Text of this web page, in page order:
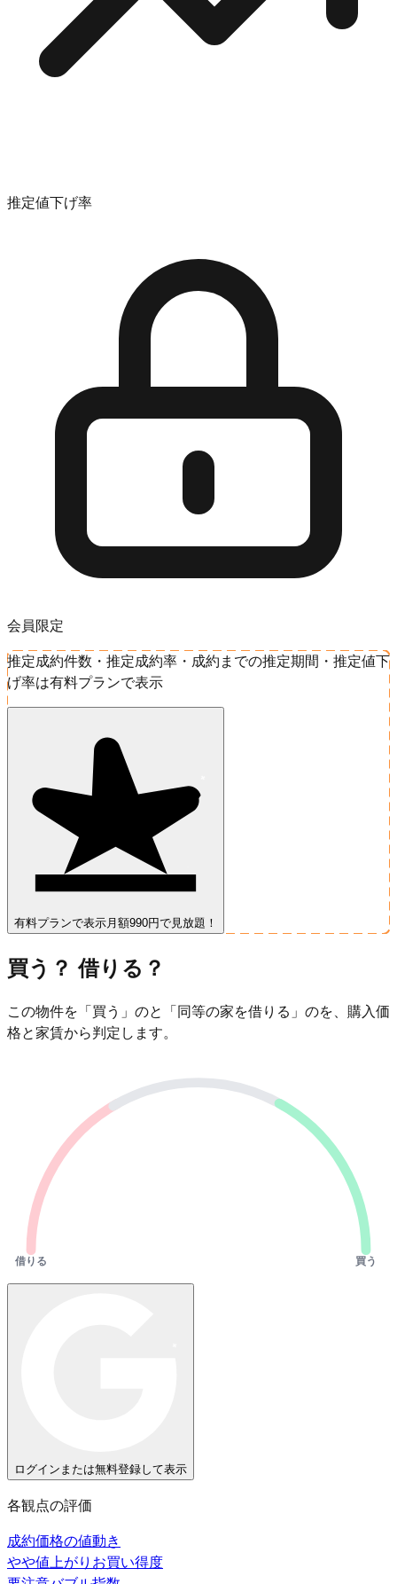
推定値下げ率
会員限定
推定成約件数・推定成約率・成約までの推定期間・推定値下
げ率は有料プランで表示
有料プランで表示 月額990円で見放題！
買う？ 借りる？
この物件を「買う」のと「同等の家を借りる」のを、購入価
格と家賃から判定します。
借りる 買う
ログインまたは無料登録して表示
各観点の評価
成約価格の値動き
やや値上がり お買い得度